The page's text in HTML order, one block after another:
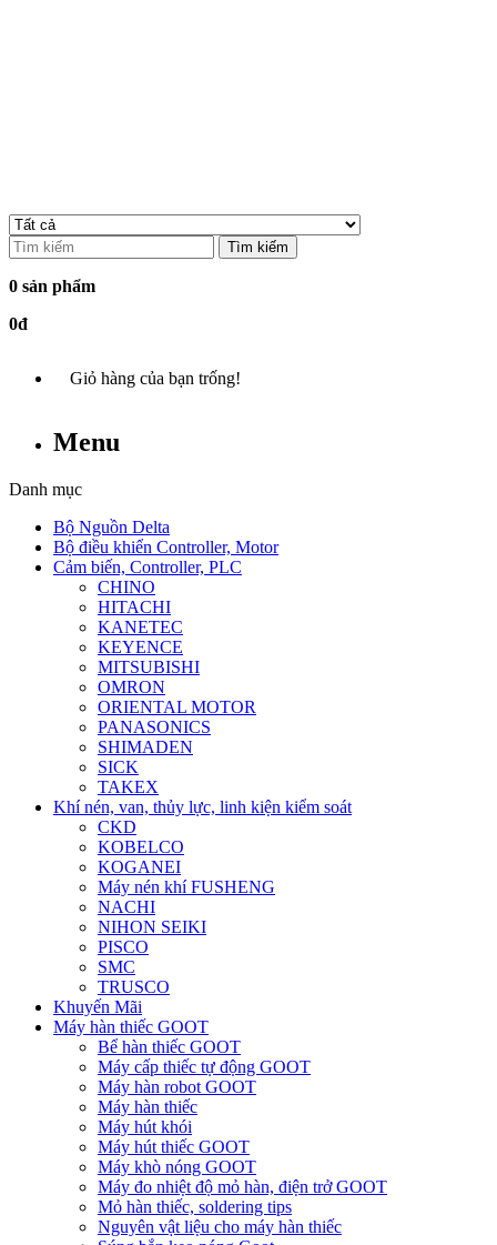
Tìm kiếm
0 sản phẩm
0đ
Giỏ hàng của bạn trống!
Menu
Danh mục
Bộ Nguồn Delta
Bộ điều khiển Controller, Motor
Cảm biến, Controller, PLC
CHINO
HITACHI
KANETEC
KEYENCE
MITSUBISHI
OMRON
ORIENTAL MOTOR
PANASONICS
SHIMADEN
SICK
TAKEX
Khí nén, van, thủy lực, linh kiện kiểm soát
CKD
KOBELCO
KOGANEI
Máy nén khí FUSHENG
NACHI
NIHON SEIKI
PISCO
SMC
TRUSCO
Khuyến Mãi
Máy hàn thiếc GOOT
Bể hàn thiếc GOOT
Máy cấp thiếc tự động GOOT
Máy hàn robot GOOT
Máy hàn thiếc
Máy hút khói
Máy hút thiếc GOOT
Máy khò nóng GOOT
Máy đo nhiệt độ mỏ hàn, điện trở GOOT
Mỏ hàn thiếc, soldering tips
Nguyên vật liệu cho máy hàn thiếc